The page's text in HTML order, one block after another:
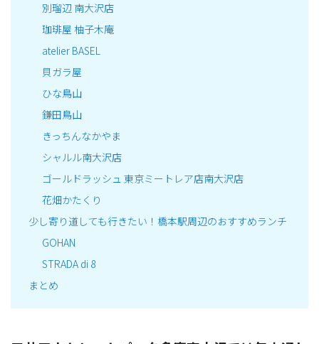
別瑠辺 南大沢店
珈琲屋 柚子木庵
atelier BASEL
貝ガラ屋
ひな鳥山
鎌田鳥山
きっちんなかやま
シャルル南大沢店
ゴールドラッシュ 東京ミートレア店南大沢店
花畑かたくり
少し寄り道しても行きたい！橋本駅周辺のおすすめランチ
GOHAN
STRADA di 8
まとめ